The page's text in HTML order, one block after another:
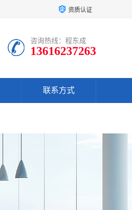
资质认证
咨询热线：程东成
13616237263
联系方式